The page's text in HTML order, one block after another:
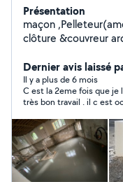
Présentation
maçon
clôture &couvreur
Dernier avis laissé
Il y a plus de 6 mois
C est la 2eme fois que je lui fait